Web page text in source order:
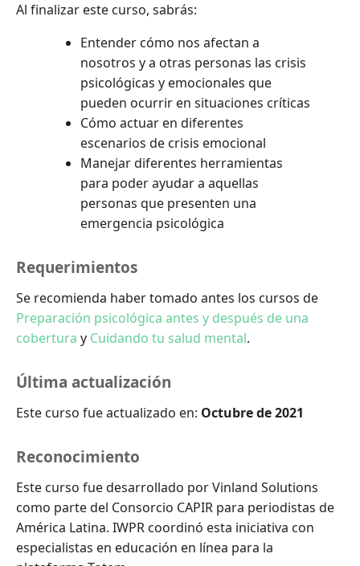
Al finalizar este curso, sabrás:
Entender cómo nos afectan a
nosotros y a otras personas las crisis
psicológicas y emocionales que
pueden ocurrir en situaciones críticas
Cómo actuar en diferentes
escenarios de crisis emocional
Manejar diferentes herramientas
para poder ayudar a aquellas
personas que presenten una
emergencia psicológica
Requerimientos
Se recomienda haber tomado antes los cursos de
Preparación psicológica antes y después de una
cobertura y Cuidando tu salud mental.
Última actualización
Este curso fue actualizado en: Octubre de 2021
Reconocimiento
Este curso fue desarrollado por Vinland Solutions
como parte del Consorcio CAPIR para periodistas de
América Latina. IWPR coordinó esta iniciativa con
especialistas en educación en línea para la